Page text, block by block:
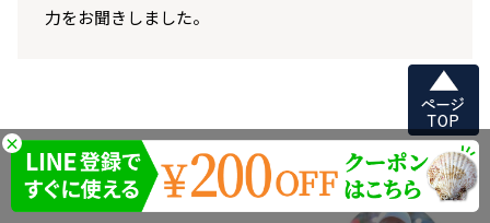
×
力をお聞きしました。